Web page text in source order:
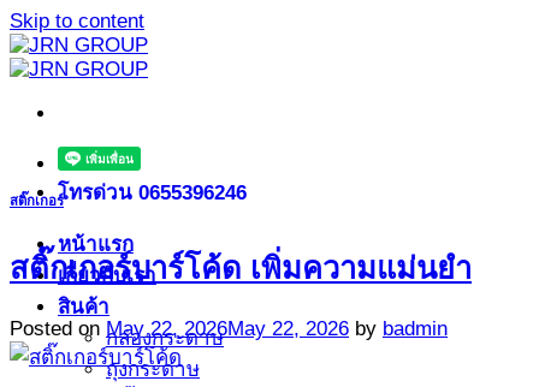
Skip to content
โทรด่วน 0655396246
หน้าแรก
เกี่ยวกับเรา
สินค้า
กล่องกระดาษ
ถุงกระดาษ
สติ๊กเกอร์
สติ๊กเกอร์บาร์โค้ด เพิ่มความแม่นยำ
Posted on May 22, 2026May 22, 2026 by badmin